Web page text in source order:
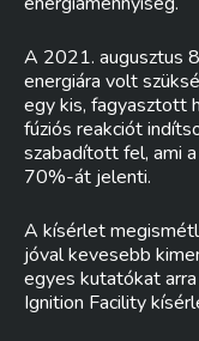
A 2021. augusztus
energiára volt
egy kis, fagyasztott
fúziós reakciót
szabadított fel, ami
70%-át jelenti.
A kísérlet
jóval kevesebb
egyes kutatókat
Ignition Facility